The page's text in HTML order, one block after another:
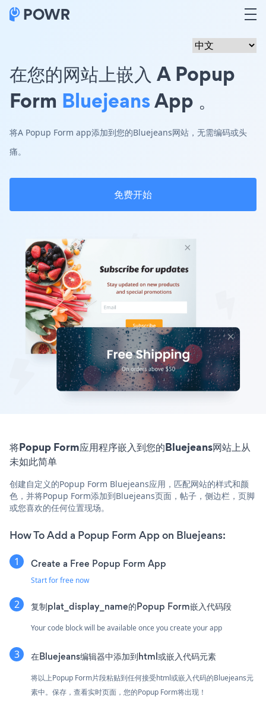
在您的网站上嵌入 A Popup
Form BluejeansApp 。
将A Popup Form app添加到您的Bluejeans网站，无需编码或头
痛。
免费开始
将Popup Form应用程序嵌入到您的Bluejeans网站上从
未如此简单
创建自定义的Popup Form Bluejeans应用，匹配网站的样式和颜
色，并将Popup Form添加到Bluejeans页面，帖子，侧边栏，页脚
或您喜欢的任何位置现场。
How To Add a Popup Form App on Bluejeans:
Create a Free Popup Form App
Start for free now
复制plat_display_name的Popup Form嵌入代码段
Your code block will be available once you create your app
在Bluejeans编辑器中添加到html或嵌入代码元素
将以上Popup Form片段粘贴到任何接受html或嵌入代码的Bluejeans元
素中。保存，查看实时页面，您的Popup Form将出现！